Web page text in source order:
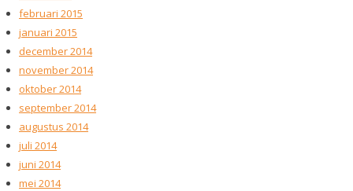
februari 2015
januari 2015
december 2014
november 2014
oktober 2014
september 2014
augustus 2014
juli 2014
juni 2014
mei 2014